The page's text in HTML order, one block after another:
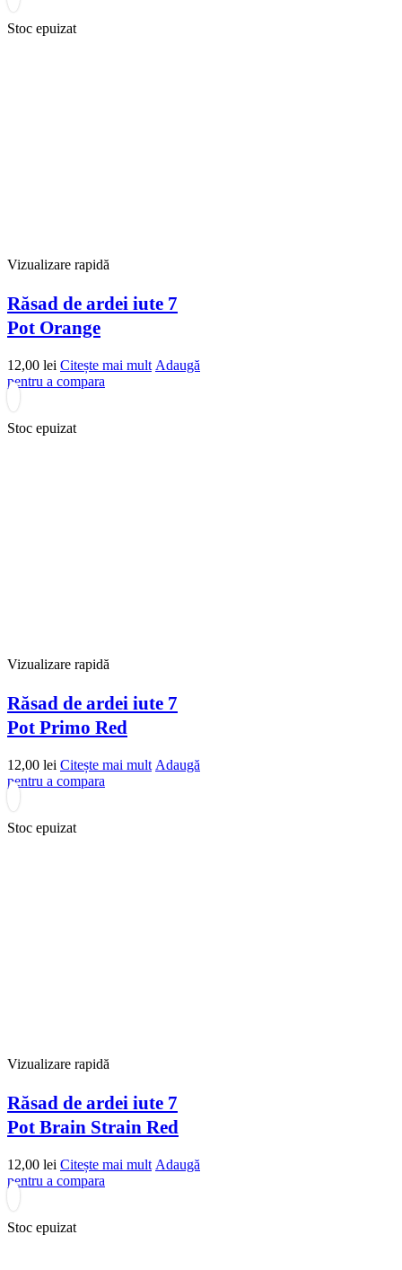
Stoc epuizat
Vizualizare rapidă
Răsad de ardei iute 7
Pot Orange
12,00 lei Citește mai mult Adaugă
pentru a compara
Stoc epuizat
Vizualizare rapidă
Răsad de ardei iute 7
Pot Primo Red
12,00 lei Citește mai mult Adaugă
pentru a compara
Stoc epuizat
Vizualizare rapidă
Răsad de ardei iute 7
Pot Brain Strain Red
12,00 lei Citește mai mult Adaugă
pentru a compara
Stoc epuizat